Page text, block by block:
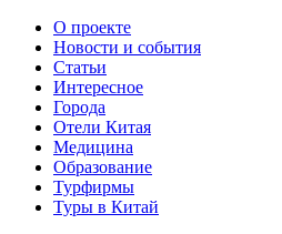
О проекте
Новости и события
Статьи
Интересное
Города
Отели Китая
Медицина
Образование
Турфирмы
Туры в Китай